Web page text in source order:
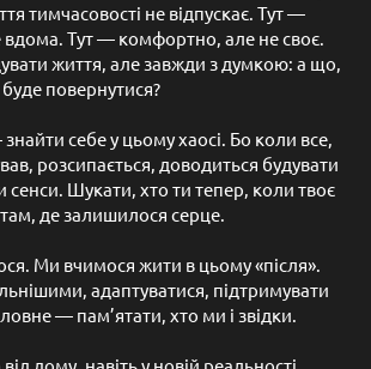
тимчасовості не відпускає. Тут —
вдома. Тут — комфортно, але не своє.
життя, але завжди з думкою: а що,
повернутися?
себе у цьому хаосі. Бо коли все,
розсипається, доводиться будувати
сенси. Шукати, хто ти тепер, коли твоє
де залишилося серце.
Ми вчимося жити в цьому «після».
адаптуватися, підтримувати
— пам’ятати, хто ми і звідки.